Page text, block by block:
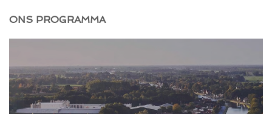
ONS PROGRAMMA